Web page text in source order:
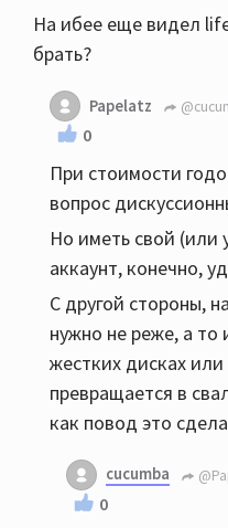
На ибее еще видел
брать?
Papelatz
0
При стоимости
вопрос
Но иметь свой (или
аккаунт, конечно,
С другой стороны,
нужно не реже, а
жестких дисках
превращается в
как повод это
cucumba
0